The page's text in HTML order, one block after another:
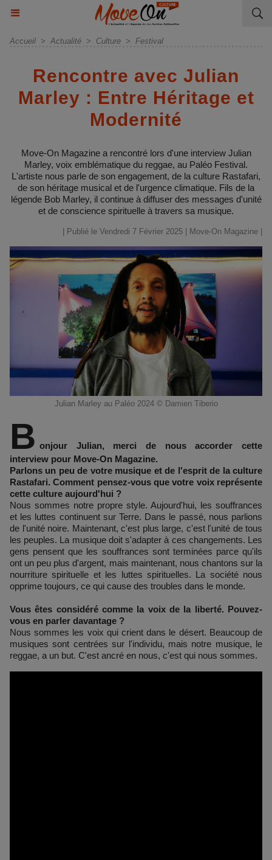
Accueil > Actualité > Culture > Festival
Rencontre avec Julian
Marley : Entre Héritage et
Modernité
Move-On Magazine a rencontré lors d'une interview Julian
Marley, voix emblématique du reggae, au Paléo Festival.
L'artiste nous parle de son engagement, de la culture Rastafari,
de son héritage musical et de l'urgence climatique. Fils de la
légende Bob Marley, il continue à diffuser des messages d'unité
et de conscience spirituelle à travers sa musique.
| Publié le Vendredi 7 Février 2025 | Move-On Magazine
Julian Marley au Paléo 2024 © Damien Tiberio
B onjour Julian, merci de nous accorder cette
interview pour Move-On Magazine.
Parlons un peu de votre musique et de l'esprit de la culture
Rastafari. Comment pensez-vous que votre voix représente
cette culture aujourd'hui ?
Nous sommes notre propre style. Aujourd'hui, les souffrances
et les luttes continuent sur Terre. Dans le passé, nous parlions
de l'unité noire. Maintenant, c'est plus large, c'est l'unité de tous
les peuples. La musique doit s'adapter à ces changements. Les
gens pensent que les souffrances sont terminées parce qu'ils
ont un peu plus d'argent, mais maintenant, nous chantons sur la
nourriture spirituelle et les luttes spirituelles. La société nous
opprime toujours, ce qui cause des troubles dans le monde.
Vous êtes considéré comme la voix de la liberté. Pouvez-
vous en parler davantage ?
Nous sommes les voix qui crient dans le désert. Beaucoup de
musiques sont centrées sur l'individu, mais notre musique, le
reggae, a un but. C'est ancré en nous, c'est qui nous sommes.